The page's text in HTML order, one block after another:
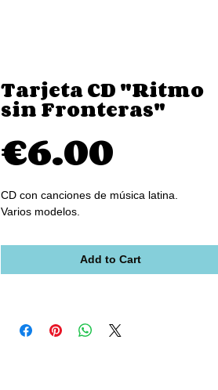
Tarjeta CD "Ritmo
sin Fronteras"
€6.00
CD con canciones de música latina.
Varios modelos.
Add to Cart